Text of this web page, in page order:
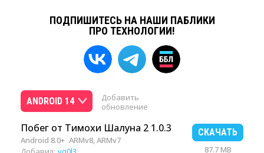
ПОДПИШИТЕСЬ НА НАШИ ПАБЛИКИ
ПРО ТЕХНОЛОГИИ!
ANDROID 14
Добавить
обновление
Побег от Тимохи Шалуна 2 1.0.3
Android 8.0+ ARMv8, ARMv7
СКАЧАТЬ
87.7 MB